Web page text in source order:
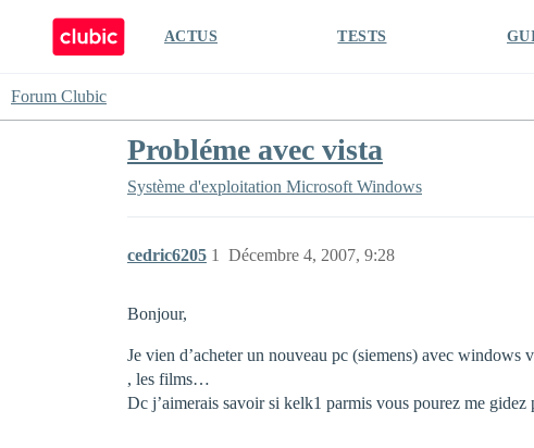
ACTUS TESTS
Forum Clubic
Probléme avec vista
Système d'exploitation Microsoft Windows
cedric6205 Décembre 4, 2007, 9:28
1
Bonjour,
Je vien d’acheter un nouveau pc (siemens) avec windows
, les films…
Dc j’aimerais savoir si kelk1 parmis vous pourez me